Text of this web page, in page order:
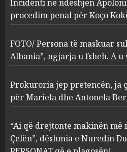
3
FOTO/
sulmuan
ngjarja
serverat?
MARCH 25,
4
çfarë
Berishën
MARCH 25,
Incidenti në ndeshjen
procedim penal për Koço
FOTO/ Persona të maskuar
Albania”, ngjarja u fsheh. A
Prokuroria jep pretencën, ja
për Mariela dhe Antonela
“Ai që drejtonte makinën më
Çelën”, dëshmia e Nuredin